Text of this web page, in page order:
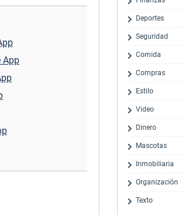
App
Deportes
Seguridad
Comida
Compras
Estilo
Video
Dinero
Mascotas
Inmobiliaria
Organización
Texto